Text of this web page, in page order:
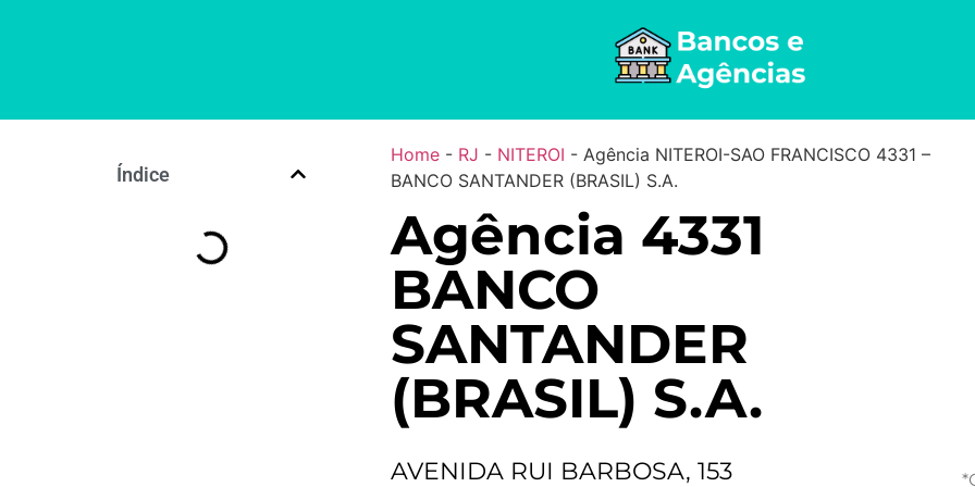
Índice
Home- RJ - NITEROI - Agência NITEROI-SAO FRANCISCO 4331 –
BANCO SANTANDER (BRASIL) S.A.
Agência 4331
BANCO
SANTANDER
(BRASIL) S.A.
AVENIDA RUI BARBOSA, 153